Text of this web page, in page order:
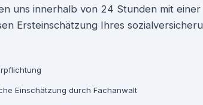
uns innerhalb von 24 Stunden mit einer
Ersteinschätzung Ihres
Einschätzung durch Fachanwalt